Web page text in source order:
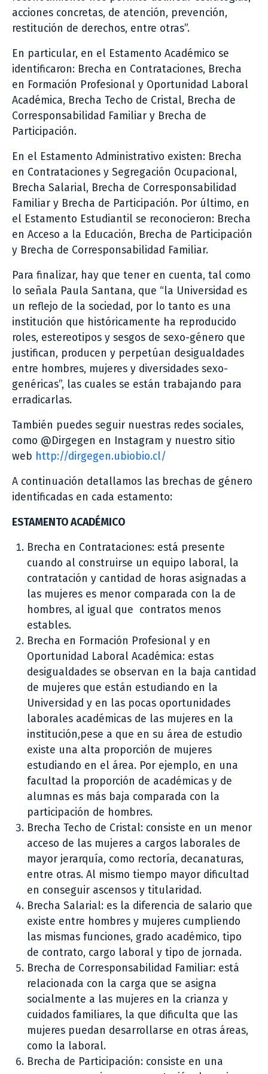
acciones concretas, de atención, prevención,
restitución de derechos, entre otras”.
En particular, en el Estamento Académico se
identificaron: Brecha en Contrataciones, Brecha
en Formación Profesional y Oportunidad Laboral
Académica, Brecha Techo de Cristal, Brecha de
Corresponsabilidad Familiar y Brecha de
Participación.
En el Estamento Administrativo existen: Brecha
en Contrataciones y Segregación Ocupacional,
Brecha Salarial, Brecha de Corresponsabilidad
Familiar y Brecha de Participación. Por último, en
el Estamento Estudiantil se reconocieron: Brecha
en Acceso a la Educación, Brecha de Participación
y Brecha de Corresponsabilidad Familiar.
Para finalizar, hay que tener en cuenta, tal como
lo señala Paula Santana, que “la Universidad es
un reflejo de la sociedad, por lo tanto es una
institución que históricamente ha reproducido
roles, estereotipos y sesgos de sexo-género que
justifican, producen y perpetúan desigualdades
entre hombres, mujeres y diversidades sexo-
genéricas”, las cuales se están trabajando para
erradicarlas.
También puedes seguir nuestras redes sociales,
como @Dirgegen en Instagram y nuestro sitio
web http://dirgegen.ubiobio.cl/
A continuación detallamos las brechas de género
identificadas en cada estamento:
ESTAMENTO ACADÉMICO
Brecha en Contrataciones: está presente
cuando al construirse un equipo laboral, la
contratación y cantidad de horas asignadas a
las mujeres es menor comparada con la de
hombres, al igual que contratos menos
estables.
Brecha en Formación Profesional y en
Oportunidad Laboral Académica: estas
desigualdades se observan en la baja cantidad
de mujeres que están estudiando en la
Universidad y en las pocas oportunidades
laborales académicas de las mujeres en la
institución,pese a que en su área de estudio
existe una alta proporción de mujeres
estudiando en el área. Por ejemplo, en una
facultad la proporción de académicas y de
alumnas es más baja comparada con la
participación de hombres.
Brecha Techo de Cristal: consiste en un menor
acceso de las mujeres a cargos laborales de
mayor jerarquía, como rectoría, decanaturas,
entre otras. Al mismo tiempo mayor dificultad
en conseguir ascensos y titularidad.
Brecha Salarial: es la diferencia de salario que
existe entre hombres y mujeres cumpliendo
las mismas funciones, grado académico, tipo
de contrato, cargo laboral y tipo de jornada.
Brecha de Corresponsabilidad Familiar: está
relacionada con la carga que se asigna
socialmente a las mujeres en la crianza y
cuidados familiares, la que dificulta que las
mujeres puedan desarrollarse en otras áreas,
como la laboral.
Brecha de Participación: consiste en una